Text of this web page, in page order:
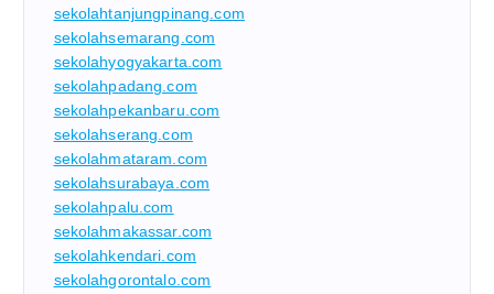
sekolahtanjungpinang.com
sekolahsemarang.com
sekolahyogyakarta.com
sekolahpadang.com
sekolahpekanbaru.com
sekolahserang.com
sekolahmataram.com
sekolahsurabaya.com
sekolahpalu.com
sekolahmakassar.com
sekolahkendari.com
sekolahgorontalo.com